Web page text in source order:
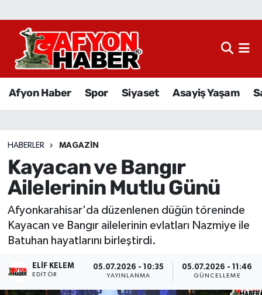
Afyon Haber Spor Siyaset Asayiş Yaşam
HABERLER MAGAZIN
Kayacan ve Bangır
Ailelerinin Mutlu Günü
Afyonkarahisar'da düzenlenen düğün töreninde
Kayacan ve Bangır ailelerinin evlatları Nazmiye ile
Batuhan hayatlarını birleştirdi.
ELIF KELEM
EDITÖR
05.07.2026 - 10:35
YAYINLANMA
05.07.2026 - 11:46
GÜNCELLEME
Afyon Haber
Sağlık
Eğitim
Sivil Toplum